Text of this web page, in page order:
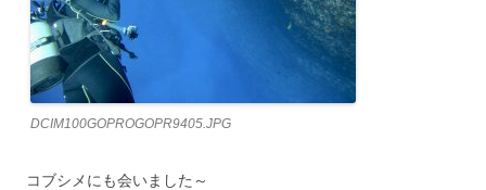
DCIM100GOPROGOPR9405.JPG
コブシメにも会いました～